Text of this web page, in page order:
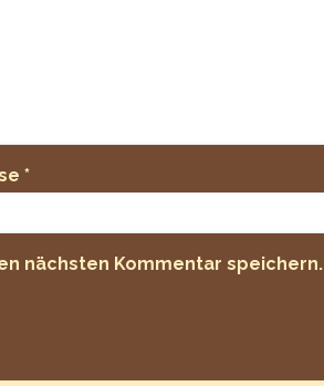
*
nächsten Kommentar speichern.